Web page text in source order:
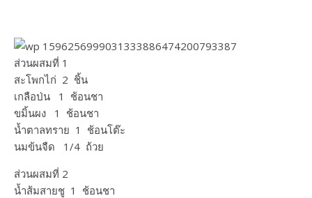
ส่วนผสมที่ 1
สะโพกไก่ 2 ชิ้น
เกลือป่น 1 ช้อนชา
ขมิ้นผง 1 ช้อนชา
น้ำตาลทราย 1 ช้อนโต๊ะ
นมข้นจืด 1/4 ถ้วย
ส่วนผสมที่ 2
น้ำส้มสายชู 1 ช้อนชา